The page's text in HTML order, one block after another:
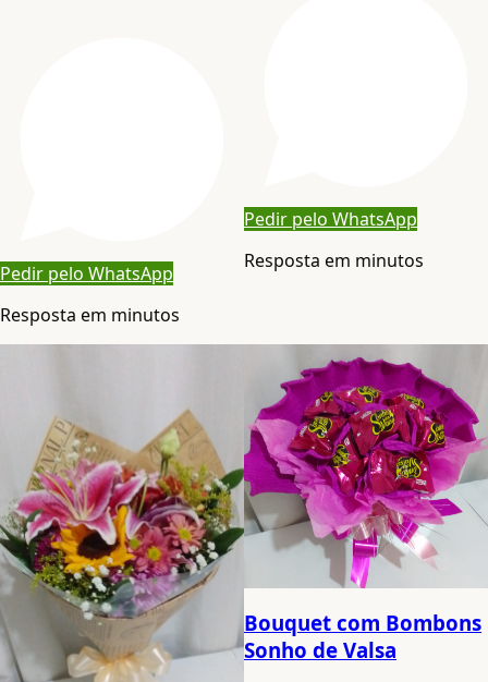
Pedir pelo WhatsApp
Resposta em minutos
Pedir pelo WhatsApp
Resposta em minutos
Bouquet com Bombons
Sonho de Valsa